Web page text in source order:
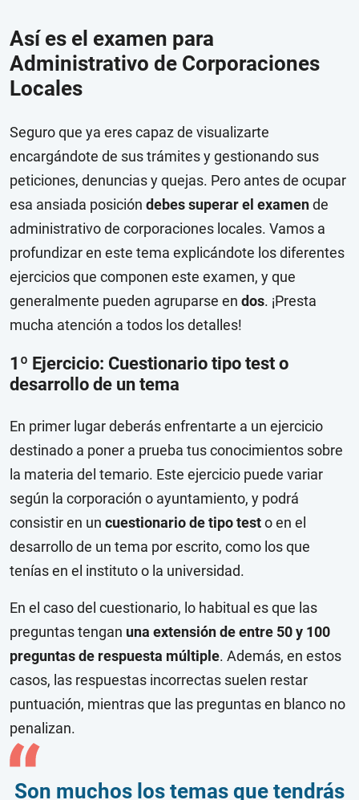
Así es el examen para
Administrativo de Corporaciones
Locales
Seguro que ya eres capaz de visualizarte
encargándote de sus trámites y gestionando sus
peticiones, denuncias y quejas. Pero antes de ocupar
esa ansiada posición debes superar el examende
administrativo de corporaciones locales. Vamos a
profundizar en este tema explicándote los diferentes
ejercicios que componen este examen, y que
generalmente pueden agruparse en dos. ¡Presta
mucha atención a todos los detalles!
1º Ejercicio: Cuestionario tipo test o
desarrollo de un tema
En primer lugar deberás enfrentarte a un ejercicio
destinado a poner a prueba tus conocimientos sobre
la materia del temario. Este ejercicio puede variar
según la corporación o ayuntamiento, y podrá
consistir en un cuestionario de tipo testo en el
desarrollo de un tema por escrito, como los que
tenías en el instituto o la universidad.
En el caso del cuestionario, lo habitual es que las
preguntas tengan una extensión de entre 50 y 100
preguntas de respuesta múltiple. Además, en estos
casos, las respuestas incorrectas suelen restar
puntuación, mientras que las preguntas en blanco no
penalizan.
Son muchos los temas que tendrás